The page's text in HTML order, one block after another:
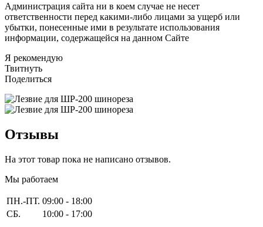
Администрация сайта ни в коем случае не несет
ответственности перед какими-либо лицами за ущерб или
убытки, понесенные ими в результате использования
информации, содержащейся на данном Сайте
Я рекомендую
Твитнуть
Поделиться
Отзывы
На этот товар пока не написано отзывов.
Мы работаем
ПН.-ПТ. 09:00 - 18:00
СБ.
10:00 - 17:00